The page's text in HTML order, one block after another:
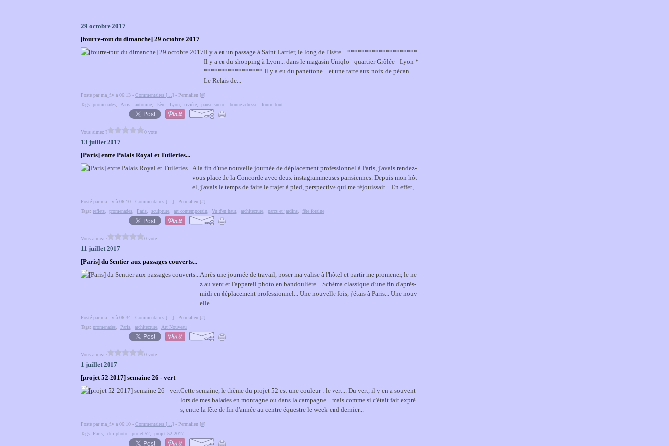
29 octobre 2017
[fourre-tout du dimanche] 29 octobre 2017
Il y a eu un passage à Saint Lattier, le long de l'Isère... ********************
Il y a eu du shopping à Lyon... dans le magasin Uniqlo - quartier Grôlée - Lyon *
***************** Il y a eu du panettone... et une tarte aux noix de pécan...
Le Relais de...
Posté par ma_flv à 06:13 - Commentaires [ ] - Permalien [#]
Tags: promenades Paris automne Isère Lyon rivière pause sucrée bonne adresse fourre-tout
Vous aimez ? 0 vote
13 juillet 2017
[Paris] entre Palais Royal et Tuileries...
A la fin d'une nouvelle journée de déplacement professionnel à Paris, j'avais rendez-
vous place de la Concorde avec deux instagrammeuses parisiennes. Depuis mon hôt
el, j'avais le temps de faire le trajet à pied, perspective qui me réjouissait... En effet,...
Posté par ma_flv à 06:10 - Commentaires [ ] - Permalien [#]
Tags: reflets promenades Paris sculpture art contemporain Vu d'en haut architecture parcs et jardins fête foraine
Vous aimez ? 0 vote
11 juillet 2017
[Paris] du Sentier aux passages couverts...
Après une journée de travail, poser ma valise à l'hôtel et partir me promener, le ne
z au vent et l'appareil photo en bandoulière... Schéma classique d'une fin d'après-
midi en déplacement professionnel... Une nouvelle fois, j'étais à Paris... Une nouv
elle...
Posté par ma_flv à 06:34 - Commentaires [ ] - Permalien [#]
Tags: promenades Paris architecture Art Nouveau
Vous aimez ? 0 vote
1 juillet 2017
[projet 52-2017] semaine 26 - vert
Cette semaine, le thème du projet 52 est une couleur : le vert... Du vert, il y en a souvent
lors de mes balades en montagne ou dans la campagne... mais comme si c'était fait exprè
s, entre la fête de fin d'année au centre équestre le week-end dernier...
Posté par ma_flv à 06:10 - Commentaires [ ] - Permalien [#]
Tags: Paris défi photo projet 52 projet 52-2017